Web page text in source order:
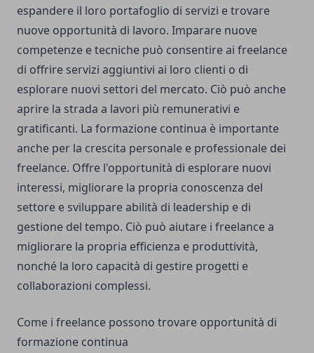
espandere il loro portafoglio di servizi e trovare
nuove opportunità di lavoro. Imparare nuove
competenze e tecniche può consentire ai freelance
di offrire servizi aggiuntivi ai loro clienti o di
esplorare nuovi settori del mercato. Ciò può anche
aprire la strada a lavori più remunerativi e
gratificanti. La formazione continua è importante
anche per la crescita personale e professionale dei
freelance. Offre l'opportunità di esplorare nuovi
interessi, migliorare la propria conoscenza del
settore e sviluppare abilità di leadership e di
gestione del tempo. Ciò può aiutare i freelance a
migliorare la propria efficienza e produttività,
nonché la loro capacità di gestire progetti e
collaborazioni complessi.
Come i freelance possono trovare opportunità di
formazione continua